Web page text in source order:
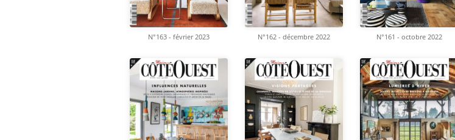
N°163 - février 2023 N°162 - décembre 2022 N°161 - octobre 2022